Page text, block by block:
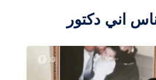
اني دكتور